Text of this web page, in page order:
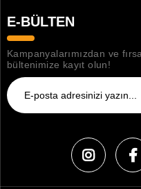
E-BÜLTEN
Kampanyalarımızdan ve
bültenimize kayıt olun!